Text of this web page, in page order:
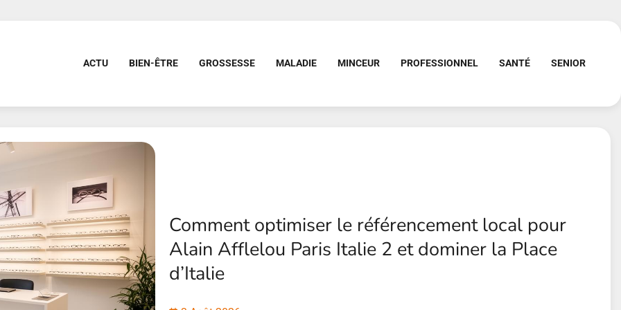
ACTU BIEN-ÊTRE GROSSESSE MALADIE MINCEUR PROFESSIONNEL SANTÉ SENIOR
Comment optimiser le référencement local pour
Alain Afflelou Paris Italie 2 et dominer la Place
d’Italie